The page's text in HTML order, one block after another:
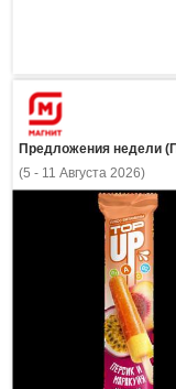
Предложения недели
(5 - 11 Августа 2026)